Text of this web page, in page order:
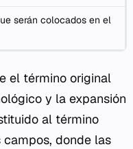
serán colocados en el
el término original
y la expansión
al término
donde las